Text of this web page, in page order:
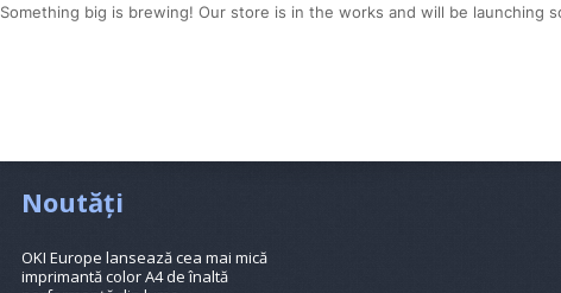
Something big is brewing! Our store is in the works and will be launching
Noutăți
OKI Europe lansează cea mai mică
imprimantă color A4 de înaltă